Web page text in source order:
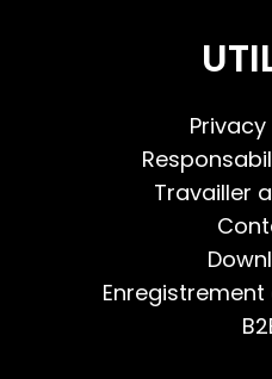
Travailler